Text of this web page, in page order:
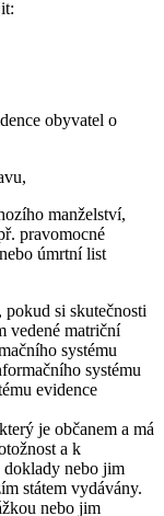
obyvatel o
manželství,
pravomocné
úmrtní list
si skutečnosti
vedené matriční
systému
systému
evidence
je občanem a má
a k
doklady nebo jim
státem vydávány.
nebo jim